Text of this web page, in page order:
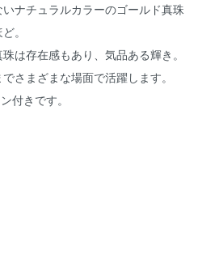
ナチュラルカラーのゴールド真珠
。
は存在感もあり、気品ある輝き。
さまざまな場面で活躍します。
付きです。